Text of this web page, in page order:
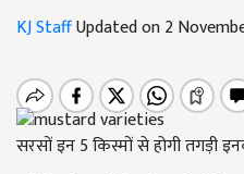
KJ StaffUpdated on 2
सरसों इन 5 किस्मों से होगी तगड़ी